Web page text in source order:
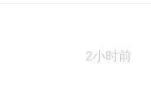
2小时前